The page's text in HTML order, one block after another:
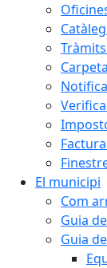
El municipi
Com
Guia
Guia